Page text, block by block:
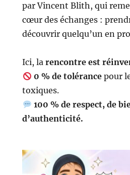
par Vincent Blith, qui
cœur des échanges :
découvrir quelqu’un en
Ici, larencontre est
0 % de tolérancepour
toxiques.
100 % de respect, de
d’authenticité.